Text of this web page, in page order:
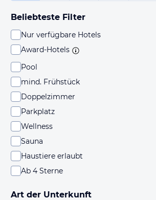
Beliebteste Filter
Nur verfügbare Hotels
Award-Hotels
Pool
mind. Frühstück
Doppelzimmer
Parkplatz
Wellness
Sauna
Haustiere erlaubt
Ab 4 Sterne
Art der Unterkunft